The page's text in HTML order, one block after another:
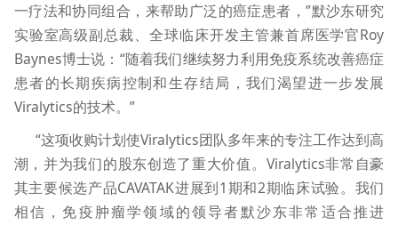
一疗法和协同组合，来帮助广泛的癌症患者，”默沙东研究
实验室高级副总裁、全球临床开发主管兼首席医学官Roy
Baynes博士说：“随着我们继续努力利用免疫系统改善癌症
患者的长期疾病控制和生存结局，我们渴望进一步发展
Viralytics的技术。”
“这项收购计划使Viralytics团队多年来的专注工作达到高
潮，并为我们的股东创造了重大价值。Viralytics非常自豪
其主要候选产品CAVATAK进展到1期和2期临床试验。我们
相信，免疫肿瘤学领域的领导者默沙东非常适合推进